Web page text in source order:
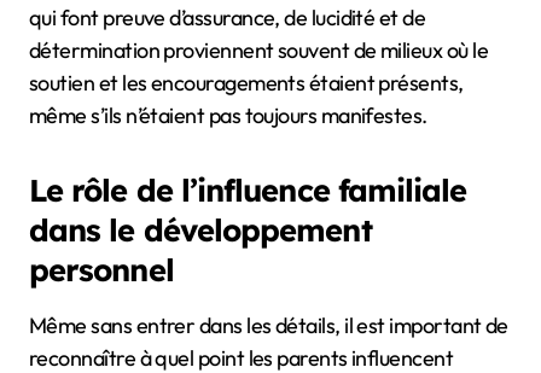
qui font preuve d’assurance, de lucidité et de
détermination proviennent souvent de milieux où le
soutien et les encouragements étaient présents,
même s’ils n’étaient pas toujours manifestes.
Le rôle de l’influence familiale
dans le développement
personnel
Même sans entrer dans les détails, il est important de
reconnaître à quel point les parents influencent